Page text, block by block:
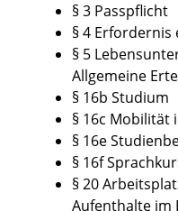
§ 3 Passpflicht
§ 4
§ 5
Allgemeine
§ 16b Studium
§ 16c Mobilität
§ 16e
§ 16f
§ 20
Aufenthalte im